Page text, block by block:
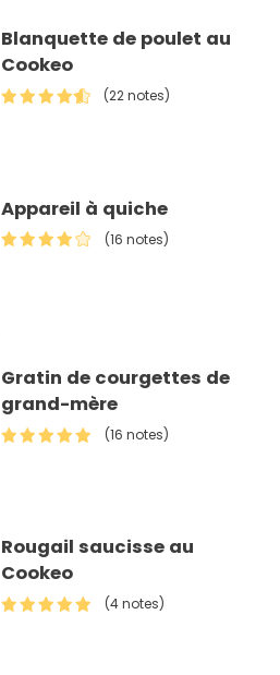
Blanquette de poulet au
Cookeo
(22 notes)
Appareil à quiche
(16 notes)
Gratin de courgettes de
grand-mère
(16 notes)
Rougail saucisse au
Cookeo
(4 notes)